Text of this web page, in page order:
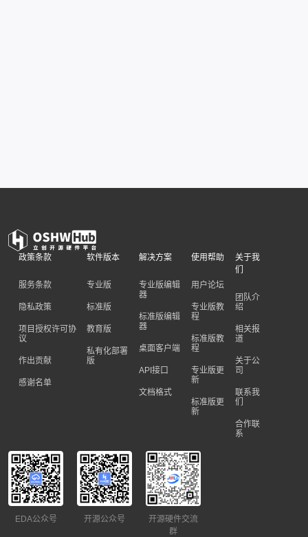
政策条款
服务条款
隐私政策
项目授权许可协
议
作出贡献
感谢名单
软件版本
专业版
标准版
教育版
私有化部署
版
解决方案
专业版编辑
器
标准版编辑
器
桌面客户端
API接口
文档格式
使用帮助
用户论坛
专业版教
程
标准版教
程
专业版更
新
标准版更
新
关于我
们
团队介
绍
相关报
道
关于公
司
联系我
们
合作联
系
EDA公众号 开源公众号
开源硬件交流
群